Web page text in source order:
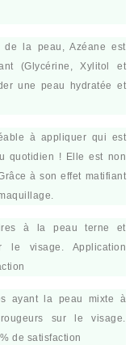
de la peau, Azéane est
(Glycérine, Xylitol et
une peau hydratée et
à appliquer qui est
quotidien ! Elle est non
à son effet matifiant
à la peau terne et
le visage. Application
ayant la peau mixte à
sur le visage.
de satisfaction